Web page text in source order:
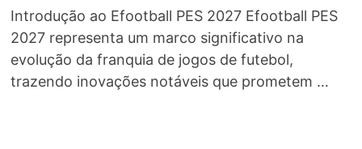
Introdução ao Efootball PES 2027 Efootball PES
2027 representa um marco significativo na
evolução da franquia de jogos de futebol,
trazendo inovações notáveis que prometem …